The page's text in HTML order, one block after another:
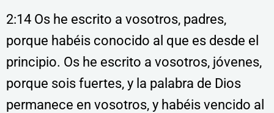
2:14 Os he escrito a vosotros, padres,
porque habéis conocido al que es desde el
principio. Os he escrito a vosotros, jóvenes,
porque sois fuertes, y la palabra de Dios
permanece en vosotros, y habéis vencido al